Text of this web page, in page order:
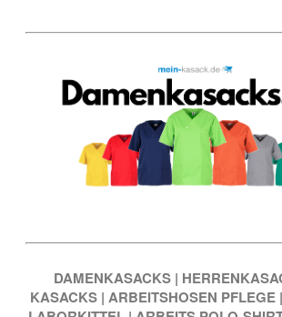
DAMENKASACKS |
KASACKS | ARBEITSHOSEN PFLEGE |